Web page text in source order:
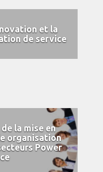
et la
de service
la mise en
organisation
Power